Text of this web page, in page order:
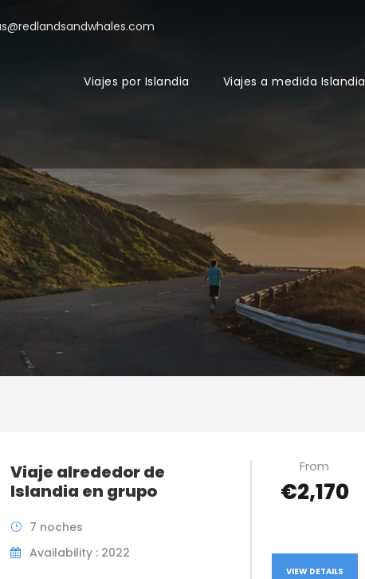
Viajes por Islandia Viajes a medida Islandia
Viaje alrededor de
Islandia en grupo
7 noches
Availability : 2022
From
€2,170
VIEW DETAILS